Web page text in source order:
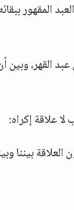
القهر، وبين
علاقة إكراه:
بيننا